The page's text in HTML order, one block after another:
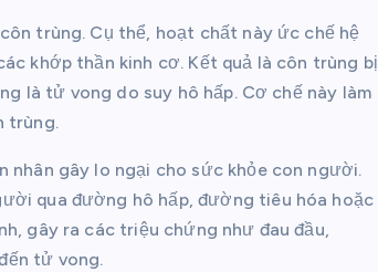
trùng. Cụ thể, hoạt chất này ức chế hệ
khớp thần kinh cơ. Kết quả là côn trùng bị
là tử vong do suy hô hấp. Cơ chế này làm
trùng.
nhân gây lo ngại cho sức khỏe con người.
qua đường hô hấp, đường tiêu hóa hoặc
gây ra các triệu chứng như đau đầu,
tử vong.